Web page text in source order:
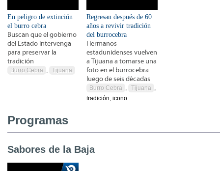
En peligro de extinción
el burro cebra
Buscan que el gobierno
del Estado intervenga
para preservar la
tradición
Burro Cebra , Tijuana
Regresan después de 60
años a revivir tradición
del burrocebra
Hermanos
estadunidenses vuelven
a Tijuana a tomarse una
foto en el burrocebra
luego de seis décadas
Burro Cebra , Tijuana ,
tradición, icono
Programas
Sabores de la Baja